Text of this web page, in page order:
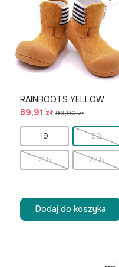
RAINBOOTS YELLOW
89,91 zł99,90 zł
19 20
21,5 22,5
Dodaj do koszyka